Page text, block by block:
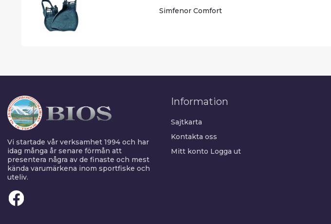
Simfenor Comfort
Vi startade vår verksamhet 1994 och har
idag många år senare förmån att
presentera några av de finaste och mest
kända varumärkena inom sportfiske och
uteliv.
Information
Sajtkarta
Kontakta oss
Mitt konto Logga ut